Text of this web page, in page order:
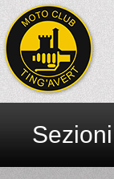
Sezioni